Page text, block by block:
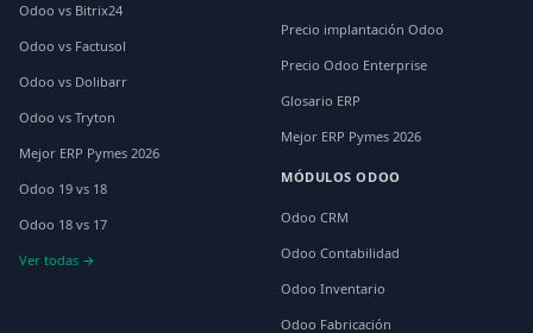
Odoo vs Bitrix24
Odoo vs Factusol
Odoo vs Dolibarr
Odoo vs Tryton
Mejor ERP Pymes 2026
Odoo 19 vs 18
Odoo 18 vs 17
Ver todas →
Precio implantación Odoo
Precio Odoo Enterprise
Glosario ERP
Mejor ERP Pymes 2026
MÓDULOS ODOO
Odoo CRM
Odoo Contabilidad
Odoo Inventario
Odoo Fabricación